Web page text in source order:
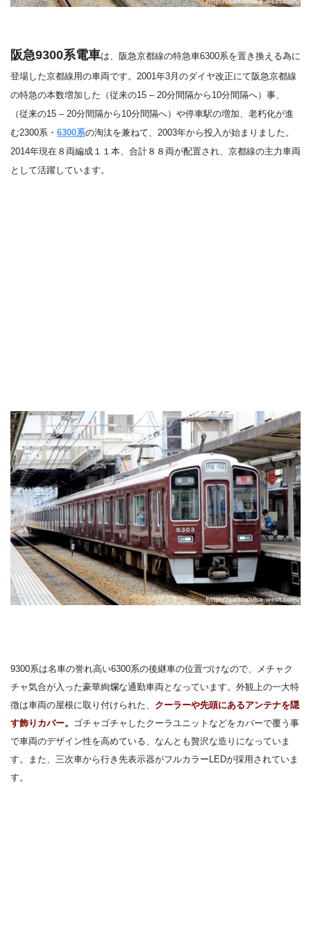
阪急9300系電車は、阪急京都線の特急車6300系を置き換える為に
登場した京都線用の車両です。 2001 年3 月のダイヤ改正にて阪急京都線
の特急の本数増加した（従来の15 – 20分間隔から 10分間隔へ）事、
（従来の15 – 20分間隔から 10分間隔へ）や停車駅の増加、老朽化が進
む2300系・ 6300系の淘汰を兼ねて、2003年から投入が始まりました。
2014年現在８両編成１１本、合計８８両が配置され、京都線の主力車両
として活躍しています。
9300系は名車の誉れ高い6300系の後継車の位置づけなので、メチャク
チャ気合が入った豪華絢爛な通勤車両となっています。外観上の一大特
徴は車両の屋根に取り付けられた、 クーラーや先頭にあるアンテナを隠
す飾りカバー。
ゴチャゴチャしたクーラユニットなどをカバーで覆う事
で車両のデザイン性を高めている、なんとも贅沢な造りになっていま
す。また、三次車から行き先表示器がフルカラーLEDが採用されていま
す。